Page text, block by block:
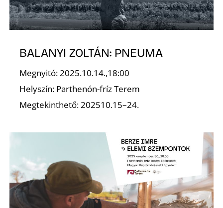
BALANYI ZOLTÁN: PNEUMA
Megnyitó: 2025.10.14.,18:00
Helyszín: Parthenón-fríz Terem
Megtekinthető: 202510.15–24.